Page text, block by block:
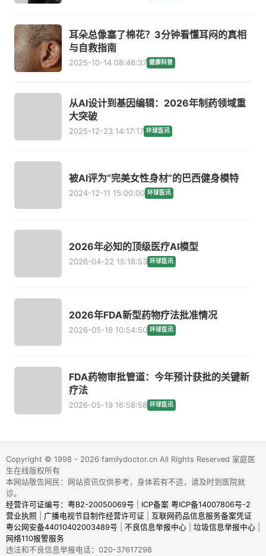
耳朵总像塞了棉花？3分钟看懂耳闷的真相
与自救指南
2025-10-14 08:46:37 健康科普
从AI设计到基因编辑：2026年制药领域重
大突破
2025-12-23 14:17:17 环球医讯
被AI评为“完美女性身材”的巴西健身模特
2024-12-11 15:00:00 环球医讯
2026年必知的顶级医疗AI模型
2026-04-22 15:18:53 环球医讯
2026年FDA新型药物疗法批准情况
2026-05-16 10:54:50 环球医讯
FDA药物审批管道：今年预计获批的关键新
疗法
2026-05-19 16:58:58 环球医讯
Copyright © 1998 - 2026 familydoctor.cn All Rights Reserved 家庭医
生在线版权所有
本网站敬告网民：网站资讯仅供参考，身体若有不适，请及时到医院就
诊。
经营许可证编号：粤B2-20050069号
ICP备案 粤ICP备14007806号-2
营业执照
广播电视节目制作经营许可证
互联网药品信息服务备案凭证
粤公网安备44010402003489号
不良信息举报中心| 垃圾信息举报中心|
网络110报警服务
违法和不良信息举报电话：020-37617298